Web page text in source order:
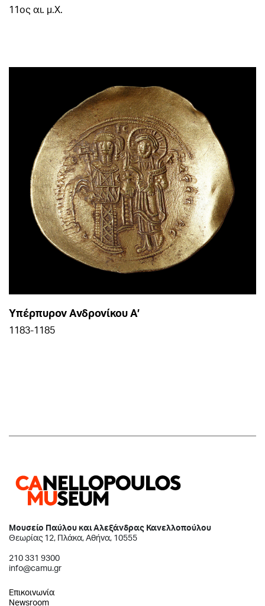
11ος αι. μ.Χ.
Υπέρπυρον Ανδρονίκου Α’
1183-1185
Μουσείο Παύλου και Αλεξάνδρας Κανελλοπούλου
Θεωρίας 12, Πλάκα, Αθήνα, 10555
210 331 9300
info@camu.gr
Επικοινωνία
Newsroom